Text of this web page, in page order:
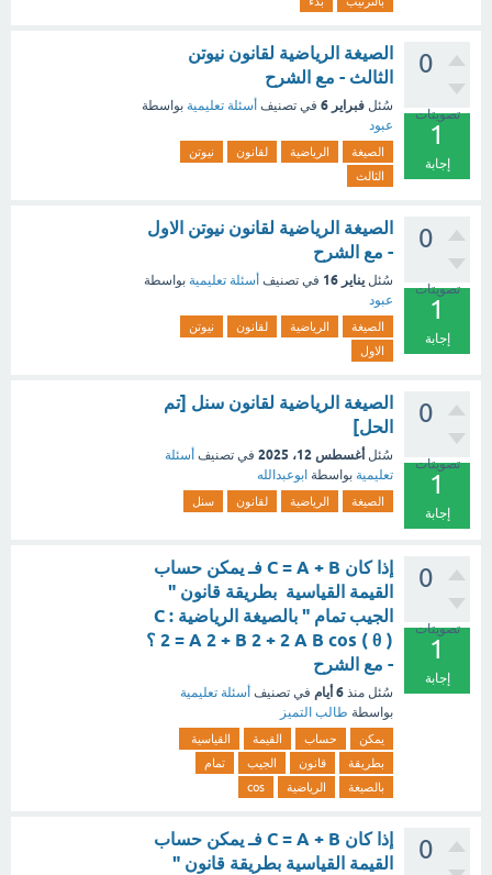
0
تصويتات
1
إجابة
الصيغة الرياضية لقانون نيوتن
الثالث - مع الشرح
سُئل فبراير 6 في تصنيف أسئلة تعليمية بواسطة
عبود
الصيغة الرياضية لقانون
نيوتن
الثالث
0
تصويتات
1
إجابة
الصيغة الرياضية لقانون نيوتن الاول
- مع الشرح
سُئل يناير 16 في تصنيف أسئلة تعليمية بواسطة
عبود
الصيغة الرياضية لقانون
نيوتن
الاول
0
تصويتات
1
إجابة
الصيغة الرياضية لقانون سنل [تم
الحل]
سُئل أغسطس 12، 2025 في تصنيف أسئلة
تعليمية بواسطة ابوعبدالله
الصيغة الرياضية لقانون سنل
0
تصويتات
1
إجابة
إذا كان C = A + B فـ يمكن حساب
القيمة القياسية بطريقة قانون "
الجيب تمام " بالصيغة الرياضية : C
2 = A 2 + B 2 + 2 A B cos ( θ ) ؟
- مع الشرح
سُئل منذ 6 أيام في تصنيف أسئلة تعليمية
بواسطة طالب التميز
يمكن حساب القيمة
القياسية
بطريقة
قانون الجيب
تمام
بالصيغة
الرياضية cos
0
إذا كان C = A + B فـ يمكن حساب
القيمة القياسية بطريقة قانون "